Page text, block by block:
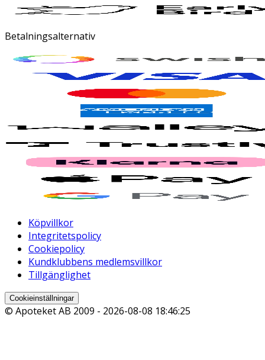
Betalningsalternativ
Köpvillkor
Integritetspolicy
Cookiepolicy
Kundklubbens medlemsvillkor
Tillgänglighet
Cookieinställningar
© Apoteket AB 2009 - 2026-08-08 18:46:25